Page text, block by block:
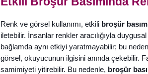
Renk ve görsel kullanımı, etkili broşür
iletebilir. İnsanlar renkler aracılığıyla
bağlamda aynı etkiyi yaratmayabilir; bu
görsel, okuyucunun ilgisini anında çekebilir.
samimiyeti yitirebilir. Bu nedenle, broşür